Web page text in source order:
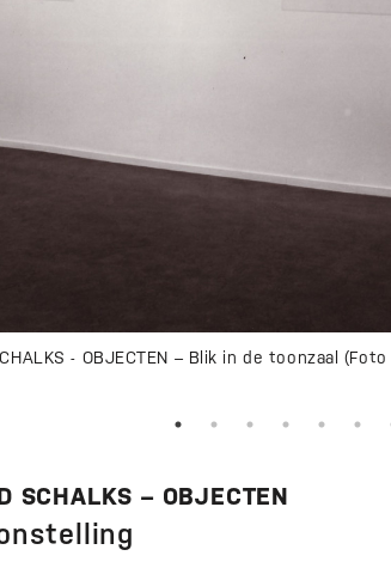
- OBJECTEN – Blik in de toonzaal
SCHALKS – OBJECTEN